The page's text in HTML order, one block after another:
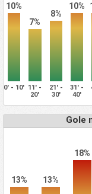
10%
7%
8%
10%
0' - 10' 11' -
20'
21' -
30'
31' -
40'
Gole
13% 13%
18%